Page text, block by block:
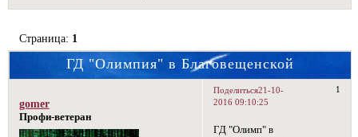
ГД "Олимпия" в Благовещенской
Страница: 1
Поделиться 1
21-10-
2016 09:10:25
gomer
Профи-ветеран
ГД "Олимп" в